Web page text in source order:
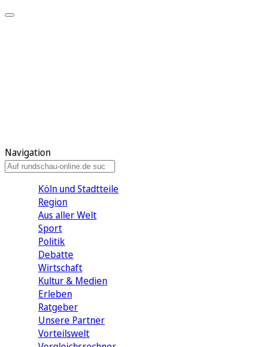
Navigation
Köln und Stadtteile
Region
Aus aller Welt
Sport
Politik
Debatte
Wirtschaft
Kultur & Medien
Erleben
Ratgeber
Unsere Partner
Vorteilswelt